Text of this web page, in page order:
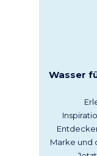
Wasser
Marke und